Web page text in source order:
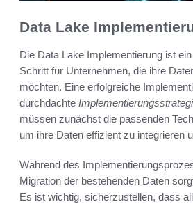
Data Lake
Die Data Lake Implementierung ist
Schritt für Unternehmen, die ihre
möchten. Eine erfolgreiche
durchdachte
müssen zunächst die passenden
um ihre Daten effizient zu integrieren
Während des
Migration der bestehenden Daten
Es ist wichtig, sicherzustellen, dass